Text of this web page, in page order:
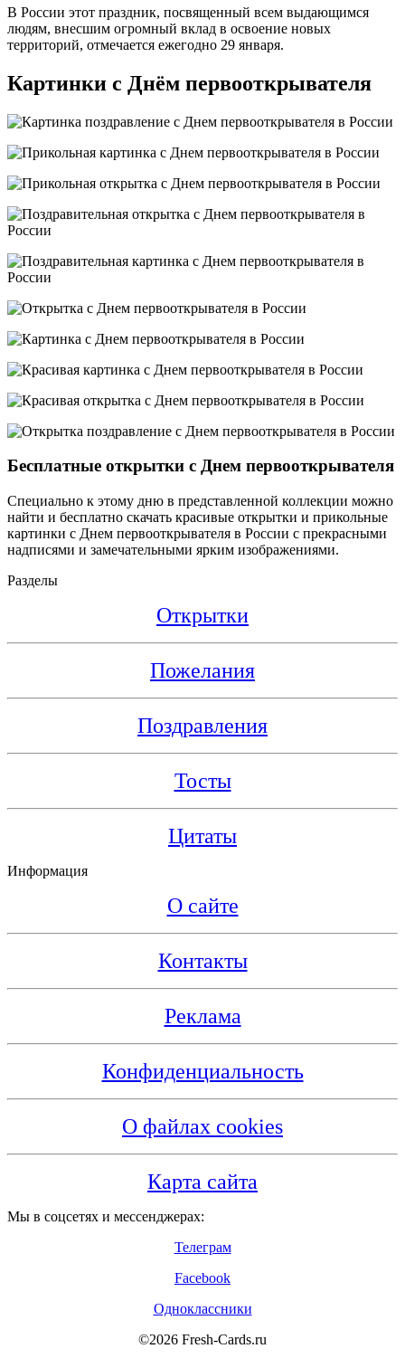
В России этот праздник, посвященный всем выдающимся
людям, внесшим огромный вклад в освоение новых
территорий, отмечается ежегодно 29 января.
Картинки с Днём первооткрывателя
Бесплатные открытки с Днем первооткрывателя
Специально к этому дню в представленной коллекции можно
найти и бесплатно скачать красивые открытки и прикольные
картинки с Днем первооткрывателя в России с прекрасными
надписями и замечательными ярким изображениями.
Разделы
Открытки
Пожелания
Поздравления
Тосты
Цитаты
Информация
О сайте
Контакты
Реклама
Конфиденциальность
О файлах cookies
Карта сайта
Мы в соцсетях и мессенджерах:
Телеграм
Facebook
Одноклассники
©2026 Fresh-Cards.ru